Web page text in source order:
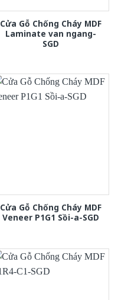
Cửa Gỗ Chống Cháy MDF
Laminate van ngang-
SGD
Cửa Gỗ Chống Cháy MDF
Veneer P1G1 Sồi-a-SGD